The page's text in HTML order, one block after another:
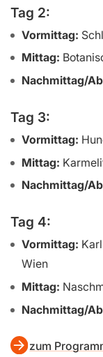
Tag 2:
Vormittag:
Mittag:
Nachmittag/
Tag 3:
Vormittag:
Mittag:
Nachmittag/
Tag 4:
Vormittag:
Wien
Mittag:
Nachmittag/
zum